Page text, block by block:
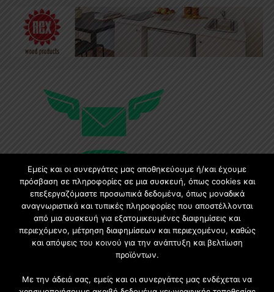
Εγγραφή στο Newsletter
Γίνετε μέλος της μεγαλύτερης διαδικτυακής κοινότητας, ειδικά
για αρχιτέκτονες, σχεδιαστές και λάτρεις της κατασκευής και
Εμείς και οι συνεργάτες μας αποθηκεύουμε ή/και έχουμε
πρόσβαση σε πληροφορίες σε μια συσκευή, όπως cookies και
επεξεργαζόμαστε προσωπικά δεδομένα, όπως μοναδικά
αναγνωριστικά και τυπικές πληροφορίες που αποστέλλονται
από μια συσκευή για εξατομικευμένες διαφημίσεις και
περιεχόμενο, μέτρηση διαφημίσεων και περιεχομένου, καθώς
και απόψεις του κοινού για την ανάπτυξη και βελτίωση
προϊόντων.
Με την άδειά σας, εμείς και οι συνεργάτες μας ενδέχεται να